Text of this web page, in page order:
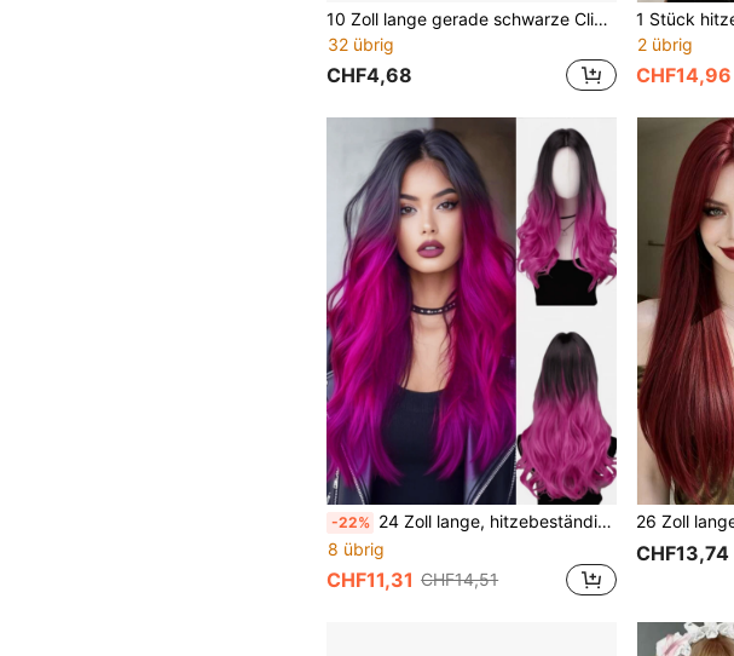
10 Zoll lange gerade schwarze Clip-On Pony, dichter breiter Pony, synthetisches Luft-Pony Haarstyling-Accessoire, geeignet für den täglichen Gebrauch von Frauen
32 übrig
CHF4,68
2 übrig
CHF14,96
-22% 24 Zoll lange, hitzebeständige, lila Ombré-Kunsthaarperücke, natürlich gewellt, lang und lockig – geeignet für Alltag, Partys, Kostüme, Halloween und als Geschenk für Frauen.
8 übrig
CHF11,31 CHF14,51
CHF13,74